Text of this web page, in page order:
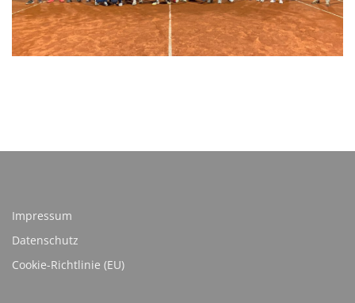
Impressum
Datenschutz
Cookie-Richtlinie (EU)